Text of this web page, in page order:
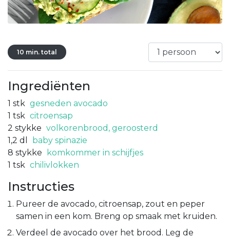
10 min. total
Ingrediënten
1 stk gesneden avocado
1 tsk citroensap
2 stykke volkorenbrood, geroosterd
1,2 dl
baby spinazie
8 stykke
komkommer in schijfjes
1 tsk chilivlokken
Instructies
Pureer de avocado, citroensap, zout en peper
samen in een kom. Breng op smaak met kruiden.
Verdeel de avocado over het brood. Leg de